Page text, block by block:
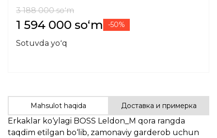
3 188 000 soʻm
1 594 000 soʻm -50%
Sotuvda yoʻq
Mahsulot haqida Доставка и примерка
Erkaklar ko‘ylagi BOSS Leldon_M qora rangda
taqdim etilgan bo‘lib, zamonaviy garderob uchun